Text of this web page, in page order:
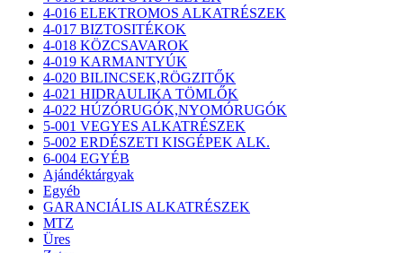
4-016 ELEKTROMOS ALKATRÉSZEK
4-017 BIZTOSITÉKOK
4-018 KÖZCSAVAROK
4-019 KARMANTYÚK
4-020 BILINCSEK,RÖGZITŐK
4-021 HIDRAULIKA TÖMLŐK
4-022 HÚZÓRUGÓK,NYOMÓRUGÓK
5-001 VEGYES ALKATRÉSZEK
5-002 ERDÉSZETI KISGÉPEK ALK.
6-004 EGYÉB
Ajándéktárgyak
Egyéb
GARANCIÁLIS ALKATRÉSZEK
MTZ
Üres